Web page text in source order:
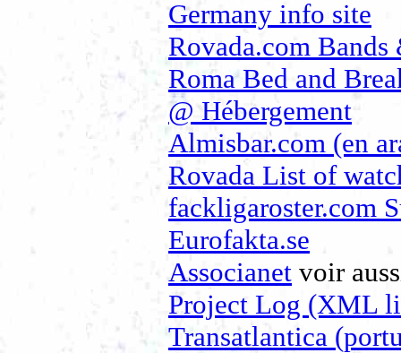
Germany info site
Rovada.com Bands
Roma Bed and
@ Hébergement
Almisbar.com (en
Rovada List of
fackligaroster.com
Eurofakta.se
Associanet voir
Project Log (XML
Transatlantica